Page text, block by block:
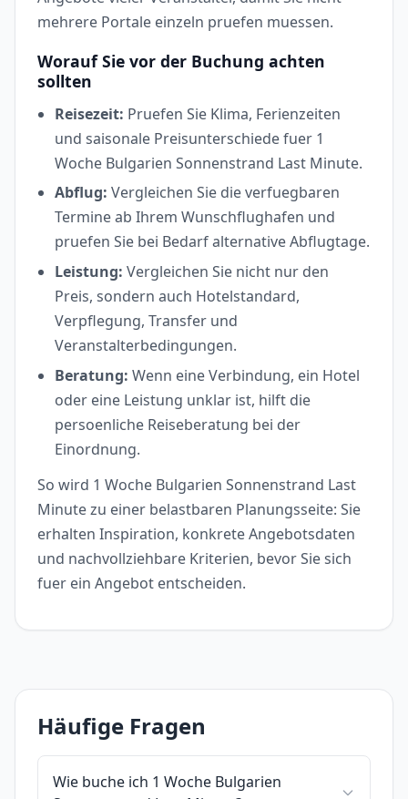
mehrere Portale einzeln pruefen muessen.
Worauf Sie vor der Buchung achten
sollten
Reisezeit: Pruefen Sie Klima, Ferienzeiten
und saisonale Preisunterschiede fuer 1
Woche Bulgarien Sonnenstrand Last Minute.
Abflug: Vergleichen Sie die verfuegbaren
Termine ab Ihrem Wunschflughafen und
pruefen Sie bei Bedarf alternative Abflugtage.
Leistung: Vergleichen Sie nicht nur den
Preis, sondern auch Hotelstandard,
Verpflegung, Transfer und
Veranstalterbedingungen.
Beratung: Wenn eine Verbindung, ein Hotel
oder eine Leistung unklar ist, hilft die
persoenliche Reiseberatung bei der
Einordnung.
So wird 1 Woche Bulgarien Sonnenstrand Last
Minute zu einer belastbaren Planungsseite: Sie
erhalten Inspiration, konkrete Angebotsdaten
und nachvollziehbare Kriterien, bevor Sie sich
fuer ein Angebot entscheiden.
Häufige Fragen
Wie buche ich 1 Woche Bulgarien